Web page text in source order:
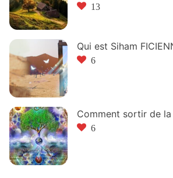
13
Qui est Siham
6
Comment sortir de
6